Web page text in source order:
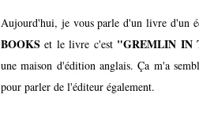
Aujourd'hui, je vous parle d'un livre d'un
BOOKS et le livre c'est "GREMLIN IN
une maison d'édition anglais. Ça m'a
pour parler de l'éditeur également.